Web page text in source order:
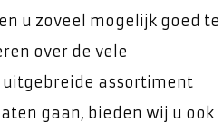
u zoveel mogelijk goed te
over de vele
uitgebreide assortiment
gaan, bieden wij u ook